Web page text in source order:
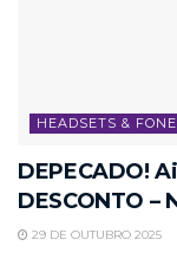
HEADSETS &
DEPECADO!
DESCONTO –
29 DE OUTUBRO 2025